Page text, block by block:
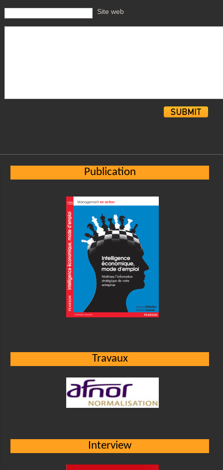
Site web
Publication
Travaux
Interview